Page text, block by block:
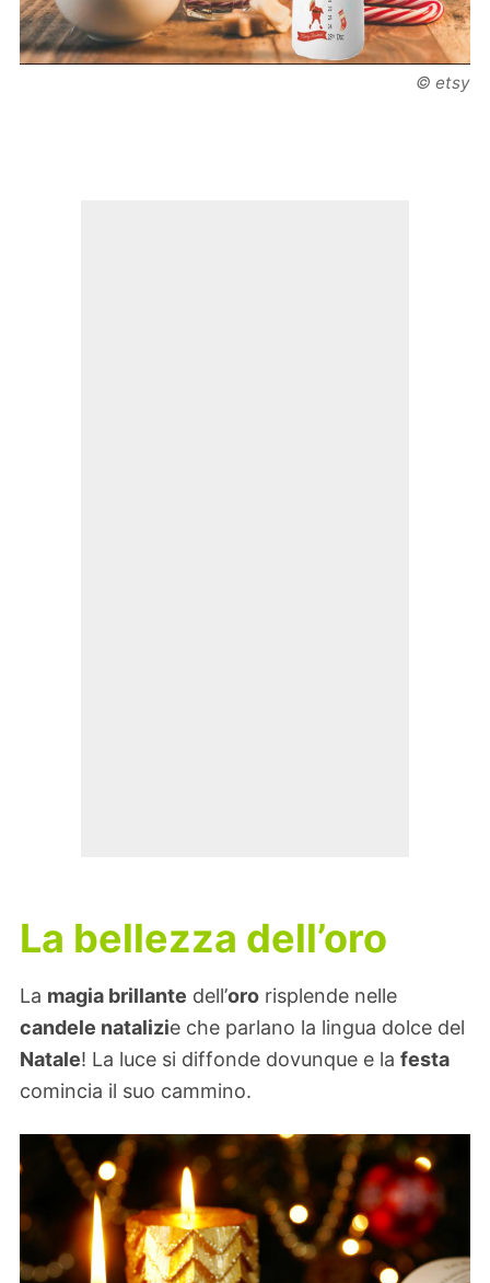
© etsy
La bellezza dell’oro
La magia brillante dell’oro risplende nelle
candele natalizie che parlano la lingua dolce del
Natale! La luce si diffonde dovunque e la festa
comincia il suo cammino.